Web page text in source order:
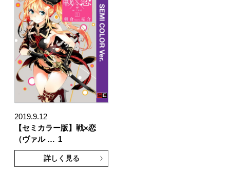
2019.9.12
【セミカラー版】戦×恋
（ヴァル … 1
詳しく見る